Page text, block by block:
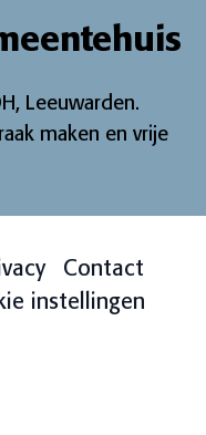
Facebook pagina
Twitter pagina
bekijk onze
bekijk onze
Leeuwarden.
maken en vrije
Contact
instellingen